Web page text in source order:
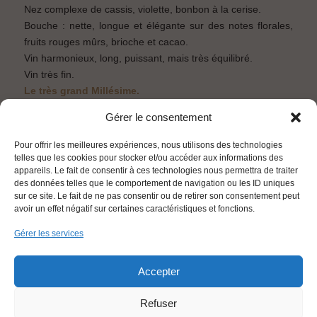
Gérer le consentement
Pour offrir les meilleures expériences, nous utilisons des technologies
telles que les cookies pour stocker et/ou accéder aux informations des
appareils. Le fait de consentir à ces technologies nous permettra de traiter
des données telles que le comportement de navigation ou les ID uniques
sur ce site. Le fait de ne pas consentir ou de retirer son consentement peut
avoir un effet négatif sur certaines caractéristiques et fonctions.
Gérer les services
Accepter
Refuser
Nez complexe de cassis, violette, bonbon à la cerise.
Bouche : nette, longue et élégante sur des notes florales,
fruits rouges mûrs, brioche et cacao.
Vin harmonieux, long, puissant, mais très équilibré.
Vin très fin.
Le très grand Millésime.
Télécharger la fiche technique RETOUR
FRANÇAIS